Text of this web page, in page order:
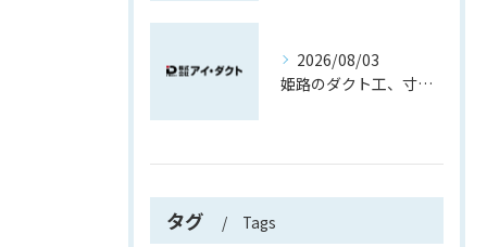
2026/08/03
姫路のダクト工、寸法取りから育つ現場力
タグ Tags